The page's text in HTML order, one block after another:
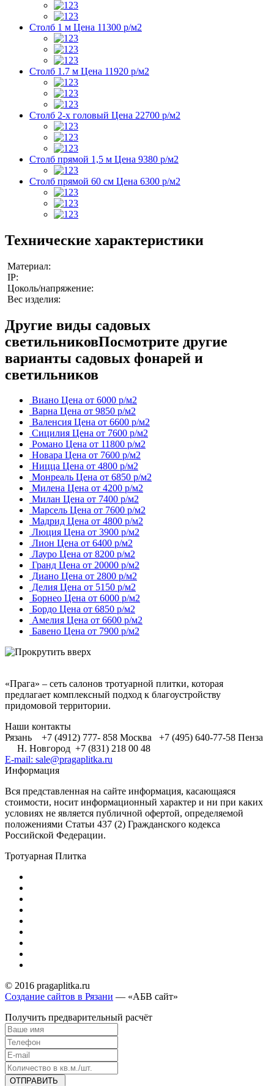
Столб 1 м Цена 11300 р/м2
Столб 1.7 м Цена 11920 р/м2
Столб 2-х головый Цена 22700 р/м2
Столб прямой 1,5 м Цена 9380 р/м2
Столб прямой 60 см Цена 6300 р/м2
Технические характеристики
Материал:
IP:
Цоколь/напряжение:
Вес изделия:
Другие виды садовых
светильниковПосмотрите другие
варианты садовых фонарей и
светильников
Виано Цена от 6000 р/м2
Варна Цена от 9850 р/м2
Валенсия Цена от 6600 р/м2
Сицилия Цена от 7600 р/м2
Романо Цена от 11800 р/м2
Новара Цена от 7600 р/м2
Ницца Цена от 4800 р/м2
Монреаль Цена от 6850 р/м2
Милена Цена от 4200 р/м2
Милан Цена от 7400 р/м2
Марсель Цена от 7600 р/м2
Мадрид Цена от 4800 р/м2
Люция Цена от 3900 р/м2
Лион Цена от 6400 р/м2
Лауро Цена от 8200 р/м2
Гранд Цена от 20000 р/м2
Диано Цена от 2800 р/м2
Делия Цена от 5150 р/м2
Борнео Цена от 6000 р/м2
Бордо Цена от 6850 р/м2
Амелия Цена от 6600 р/м2
Бавено Цена от 7900 р/м2
«Прага» – сеть салонов тротуарной плитки, которая
предлагает комплексный подход к благоустройству
придомовой территории.
Наши контакты
Рязань +7 (4912) 777- 858 Москва +7 (495) 640-77-58 Пенза
Н. Новгород +7 (831) 218 00 48
E-mail: sale@pragaplitka.ru
Информация
Вся представленная на сайте информация, касающаяся
стоимости, носит информационный характер и ни при каких
условиях не является публичной офертой, определяемой
положениями Статьи 437 (2) Гражданского кодекса
Российской Федерации.
Тротуарная Плитка
© 2016 pragaplitka.ru
Создание сайтов в Рязани — «АБВ сайт»
Получить предварительный расчёт